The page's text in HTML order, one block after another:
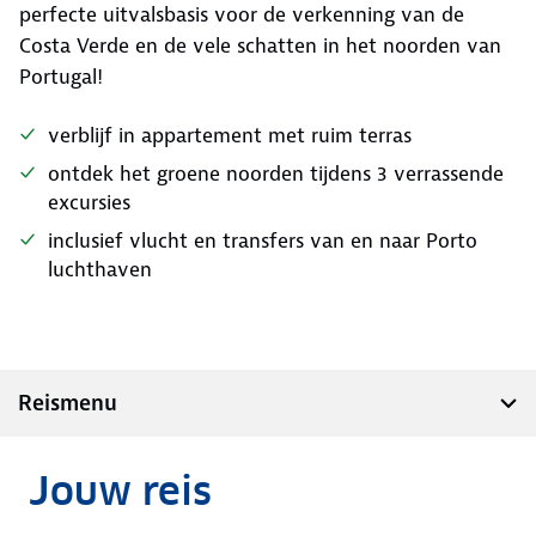
perfecte uitvalsbasis voor de verkenning van de
Costa Verde en de vele schatten in het noorden van
Portugal!
verblijf in appartement met ruim terras
ontdek het groene noorden tijdens 3 verrassende
excursies
inclusief vlucht en transfers van en naar Porto
luchthaven
Reismenu
Jouw reis